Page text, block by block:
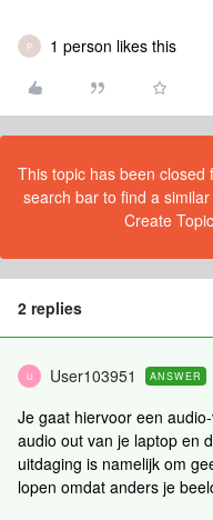
P 1 person likes this
This topic has been
search bar to find a
Create
2 replies
U User103951 ANSWER
Je gaat hiervoor een
audio out van je laptop en
uitdaging is namelijk om
lopen omdat anders je